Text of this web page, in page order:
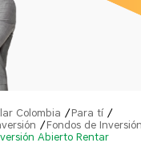
Colombia
Para tí
Fondos de Inversión
Abierto Rentar